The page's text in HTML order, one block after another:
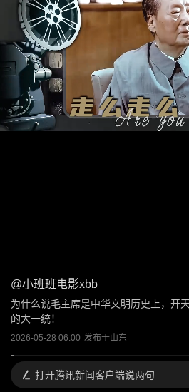
@小班班电影xbb
为什么说毛主席是中华文明历史上，开
的大一统！
2026-05-28 06:00 发布于山东
打开腾讯新闻客户端说两句